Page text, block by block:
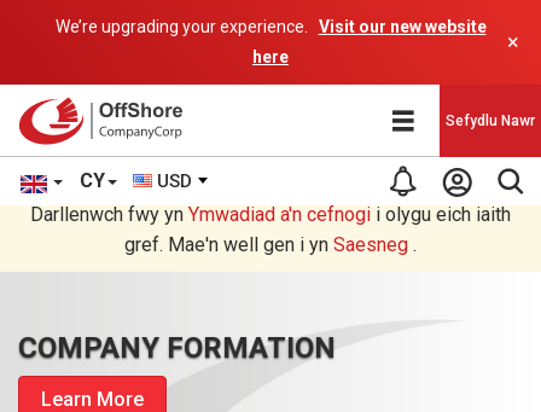
We’re upgrading your experience.
Visit our new website
here
×
CY USD
Sefydlu Nawr
Rydych chi'n darllen yn Welsh cyfieithu gan raglen AI.
Darllenwch fwy yn Ymwadiad a'n cefnogi i olygu eich iaith
gref. Mae'n well gen i yn Saesneg .
COMPANY FORMATION
Learn More